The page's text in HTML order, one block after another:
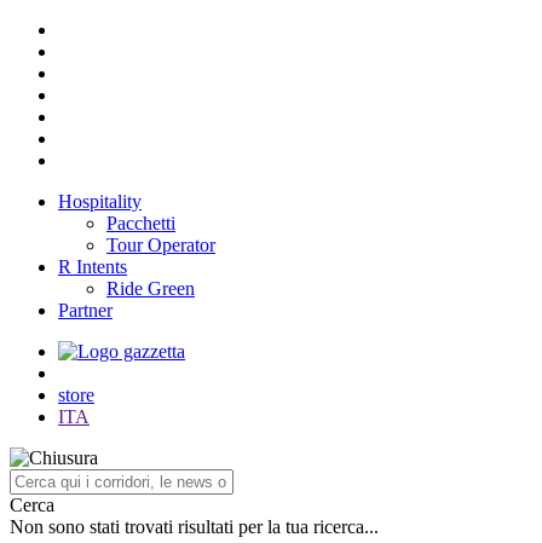
Hospitality
Pacchetti
Tour Operator
R Intents
Ride Green
Partner
store
ITA
Cerca
Non sono stati trovati risultati per la tua ricerca...